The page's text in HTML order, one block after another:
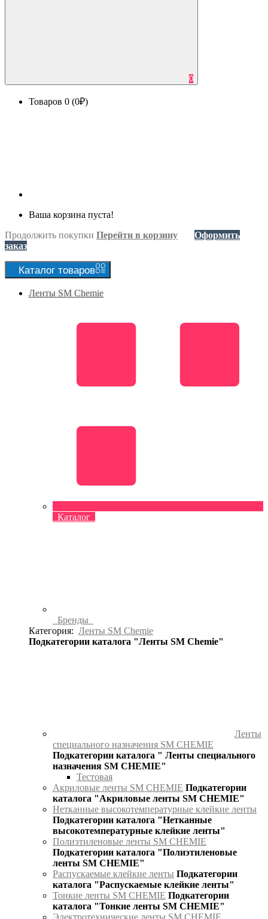
0
Товаров 0 (0₽)
Ваша корзина пуста!
Продолжить покупки Перейти в корзину
Оформить
заказ
Каталог товаров
Ленты SM Chemie
Каталог
Бренды
Категория: Ленты SM Chemie
Подкатегории каталога "Ленты SM Chemie"
Ленты
специального назначения SM CHEMIE
Подкатегории каталога " Ленты специального
назначения SM CHEMIE"
Тестовая
Акриловые ленты SM CHEMIE Подкатегории
каталога "Акриловые ленты SM CHEMIE"
Нетканные высокотемпературные клейкие ленты
Подкатегории каталога "Нетканные
высокотемпературные клейкие ленты"
Полиэтиленовые ленты SM CHEMIE
Подкатегории каталога "Полиэтиленовые
ленты SM CHEMIE"
Распускаемые клейкие ленты Подкатегории
каталога "Распускаемые клейкие ленты"
Тонкие ленты SM CHEMIE Подкатегории
каталога "Тонкие ленты SM CHEMIE"
Электротехнические ленты SM CHEMIE